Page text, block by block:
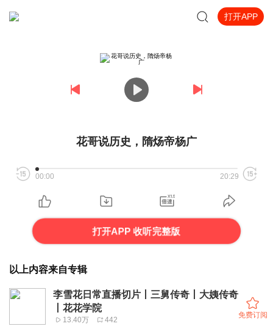
打开APP
花哥说历史，隋炀帝杨广
00:00 20:29
打开APP 收听完整版
以上内容来自专辑
李雪花日常直播切片丨三舅传奇丨大姨传奇
丨花花学院
13.40万 442
免费订阅